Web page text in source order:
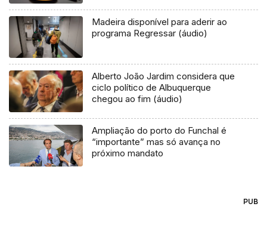
Madeira disponível para aderir ao
programa Regressar (áudio)
Alberto João Jardim considera que
ciclo político de Albuquerque
chegou ao fim (áudio)
Ampliação do porto do Funchal é
“importante” mas só avança no
próximo mandato
PUB